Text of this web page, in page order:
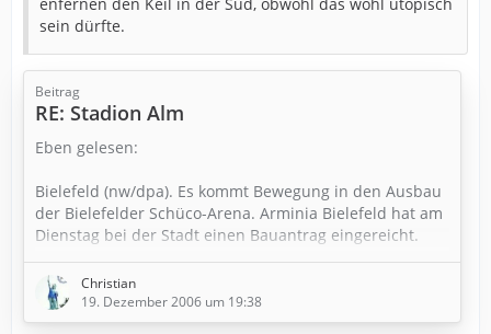
sein dürfte.
Beitrag
RE: Stadion Alm
Eben gelesen:
Bielefeld (nw/dpa). Es kommt Bewegung in den Ausbau
der Bielefelder Schüco-Arena. Arminia Bielefeld hat am
Dienstag bei der Stadt einen Bauantrag eingereicht.
Gleichzeitig erklärte Finanz-Geschäftsführer Roland
Kentsch, der Kluib habe mit den Anwälten der gegen
den Ausbau klagenden Anwohnerparteien eine
"unterschriftsreife Rahmenvereinbarung" getroffen.
Christian
19. Dezember 2006 um 19:38